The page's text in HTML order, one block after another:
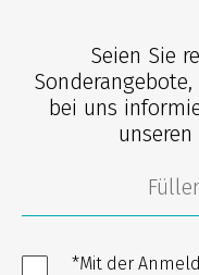
Seien Sie
bei uns
*Mit der